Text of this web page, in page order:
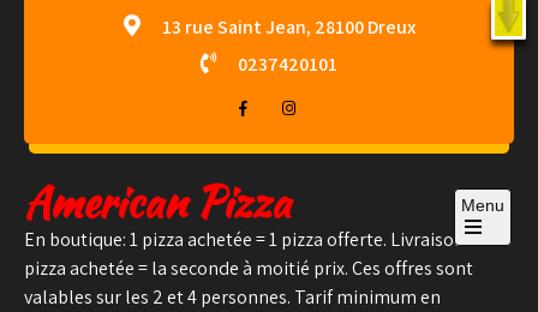
13 rue Saint Jean, 28100 Dreux
0237420101
American Pizza
En boutique: 1 pizza achetée = 1 pizza offerte. Livraison: 1
pizza achetée = la seconde à moitié prix. Ces offres sont
valables sur les 2 et 4 personnes. Tarif minimum en
Menu
Open
the